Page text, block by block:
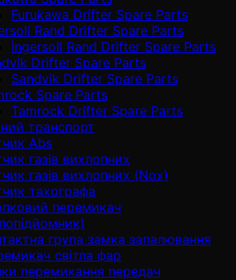
Furukawa Drifter Spare Parts
Rand Drifter Spare Parts
İngersoll Rand Drifter Spare Parts
Drifter Spare Parts
Sandvik Drifter Spare Parts
Spare Parts
Tamrock Drifter Spare Parts
транспорт
Abs
газів вихлопних
газів вихлопних (Nox)
тахографа
перемикач
група замка запалювання
світла фар
перемикання передач